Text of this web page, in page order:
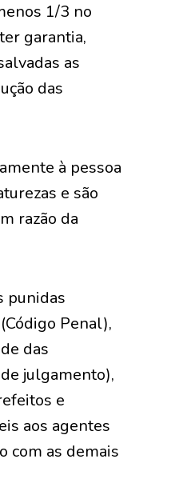
1/3 no
garantia,
as
das
à pessoa
e são
razão da
punidas
Penal),
das
julgamento),
e
aos agentes
com as demais